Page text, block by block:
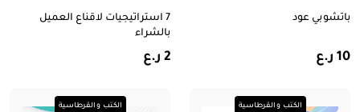
باتشوبي عود
10 ر.ع
7 استراتيجيات لاقناع العميل
بالشراء
2 ر.ع
الكتب والقرطاسية الكتب والقرطاسية